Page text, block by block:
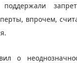
впрочем,
о